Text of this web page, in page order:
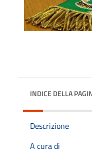
INDICE DELLA
Descrizione
A cura di